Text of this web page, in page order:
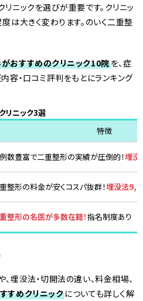
ニックを選びが重要です。クリニッ
は大きく変わります。のいく二重整
おすすめのクリニック10院を、症
容・口コミ評判をもとにランキング
リニック3選
特徴
数豊富で二重整形の実績が圧倒的！埋没
整形の料金が安くコスパ抜群！埋没法
整形の名医が多数在籍！指名制度あり
埋没法・切開法の違い、料金相場、
すめクリニックについても詳しく解